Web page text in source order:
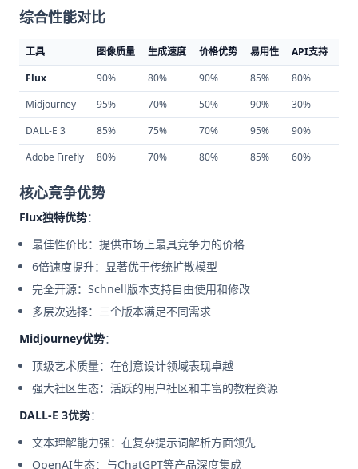
综合性能对比
工具 图像质量 生成速度 价格优势 易用性 API支持
Flux
90% 80% 90% 85% 80%
Midjourney
95% 70% 50% 90% 30%
DALL-E 3
85% 75% 70% 95% 90%
Adobe Firefly
80% 70% 80% 85% 60%
核心竞争优势
Flux独特优势：
最佳性价比：提供市场上最具竞争力的价格
6倍速度提升：显著优于传统扩散模型
完全开源：Schnell版本支持自由使用和修改
多层次选择：三个版本满足不同需求
Midjourney优势：
顶级艺术质量：在创意设计领域表现卓越
强大社区生态：活跃的用户社区和丰富的教程资源
DALL-E 3优势：
文本理解能力强：在复杂提示词解析方面领先
OpenAI生态：与ChatGPT等产品深度集成